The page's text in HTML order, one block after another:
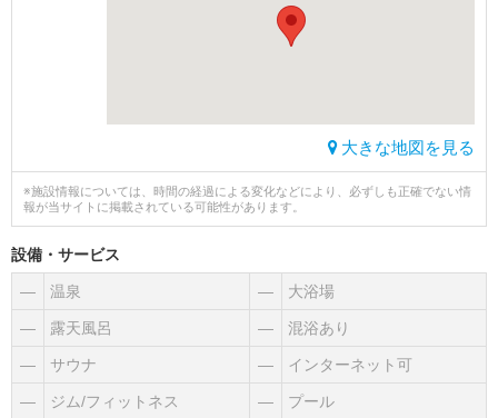
大きな地図を見る
※施設情報については、時間の経過による変化などにより、必ずしも正確でない情
報が当サイトに掲載されている可能性があります。
設備・サービス
― 温泉 ― 大浴場
― 露天風呂 ― 混浴あり
― サウナ ― インターネット可
― ジム/フィットネス ― プール